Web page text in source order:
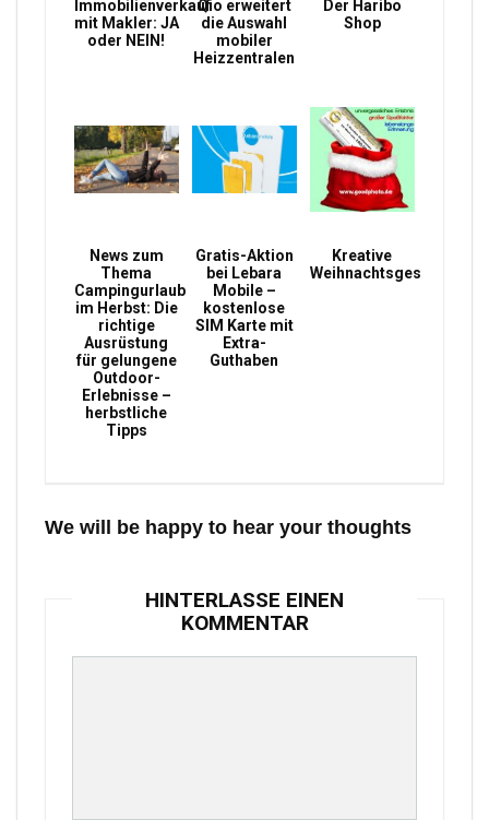
Immobilienverkauf
mit Makler: JA
oder NEIN!
Qio erweitert
die Auswahl
mobiler
Heizzentralen
Der Haribo
Shop
News zum
Thema
Campingurlaub
im Herbst: Die
richtige
Ausrüstung
für gelungene
Outdoor-
Erlebnisse –
herbstliche
Tipps
Gratis-Aktion
bei Lebara
Mobile –
kostenlose
SIM Karte mit
Extra-
Guthaben
Kreative
Weihnachtsgeschenke
We will be happy to hear your thoughts
HINTERLASSE EINEN
KOMMENTAR